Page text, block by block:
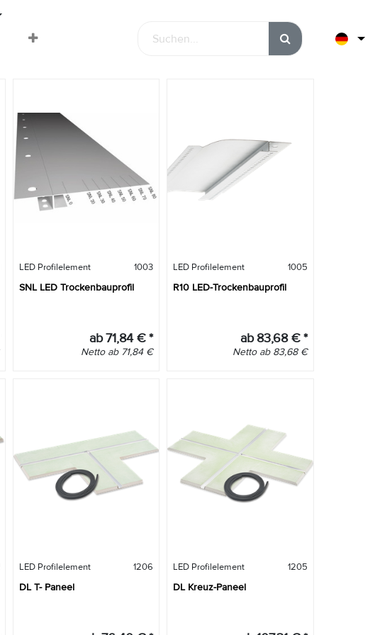
Featured
LED Profilelement 1003
SNL LED Trockenbauprofil
ab71,84€*
Netto ab 71,84€
LED Profilelement 1005
R10 LED-Trockenbauprofil
ab 83,68€*
Netto ab 83,68€
LED Profilelement 1206
DL T- Paneel
LED Profilelement 1205
DL Kreuz-Paneel